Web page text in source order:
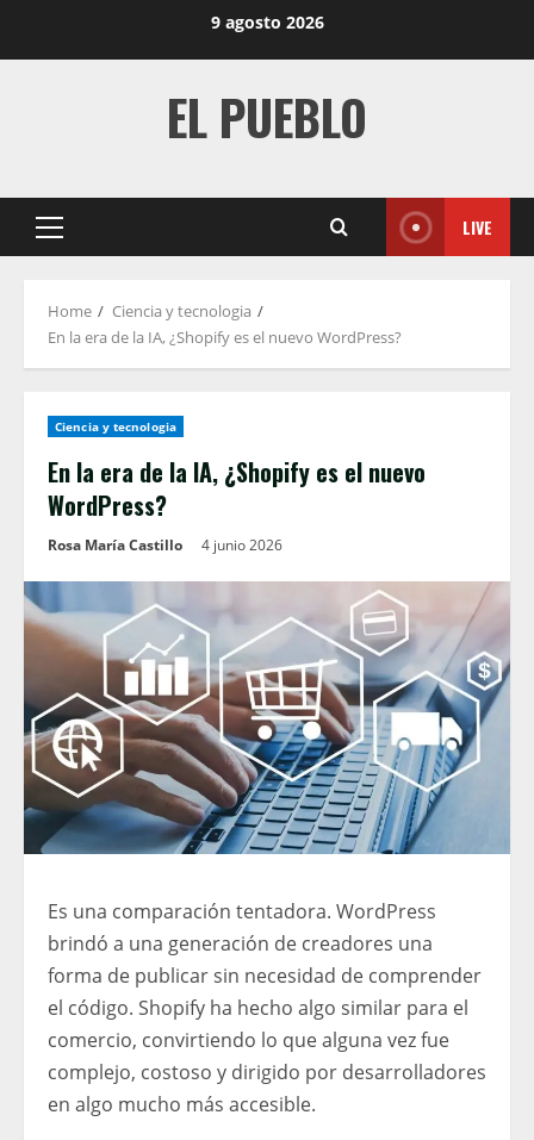
9 agosto 2026
EL PUEBLO
Primary
LIVE
Home
Ciencia y tecnologia
En la era de la IA, ¿Shopify es el nuevo WordPress?
Ciencia y tecnologia
En la era de la IA, ¿Shopify es el nuevo
WordPress?
Rosa María Castillo 4 junio 2026
Es una comparación tentadora. WordPress
brindó a una generación de creadores una
forma de publicar sin necesidad de comprender
el código. Shopify ha hecho algo similar para el
comercio, convirtiendo lo que alguna vez fue
complejo, costoso y dirigido por desarrolladores
en algo mucho más accesible.